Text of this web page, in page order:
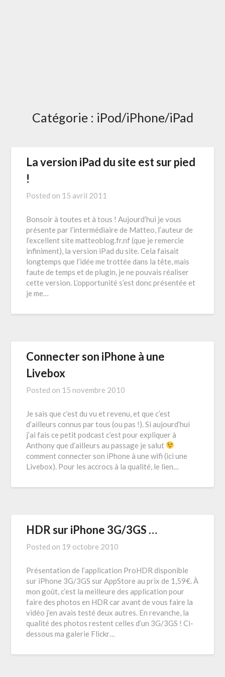
Catégorie : iPod/iPhone/iPad
La version iPad du site est sur pied
!
Posted on 15 avril 2011
Bonsoir à toutes et à tous ! Aujourd’hui je vous
présente par l’intermédiaire de Matteo, l’auteur de
l’excellent site matteoblog.fr.nf (que je remercie
infiniment), la version iPad du site. Cela faisait
longtemps que l’idée me trottée dans la tête, mais
faute de temps et de plugin, je ne pouvais réaliser
cette version. L’opportunité s’est donc présentée et
je me…
Connecter son iPhone à une
Livebox
Posted on 15 novembre 2010
Je sais que c’est du vu et revenu, et que c’est
d’ailleurs connus par tous (ou pas !). Si aujourd’hui
j’ai fais ce petit podcast c’est pour expliquer à
Anthony que d’ailleurs au passage je salut
comment connecter son iPhone à une wifi (ici une
Livebox). Pour les accrocs à la qualité, le lien…
HDR sur iPhone 3G/3GS …
Posted on 19 octobre 2010
Présentation de l’application ProHDR disponible
sur iPhone 3G/3GS sur AppStore au prix de 1,59€. À
mon goût, c’est la meilleure des application pour
faire des photos en HDR car avant de vous faire la
vidéo j’en avais testé deux autres. En revanche, la
qualité des photos restent celles d’un 3G/3GS ! Ci-
dessous ma galerie Flickr…